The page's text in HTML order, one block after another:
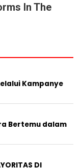
In The
Kampanye
Bertemu dalam
DI